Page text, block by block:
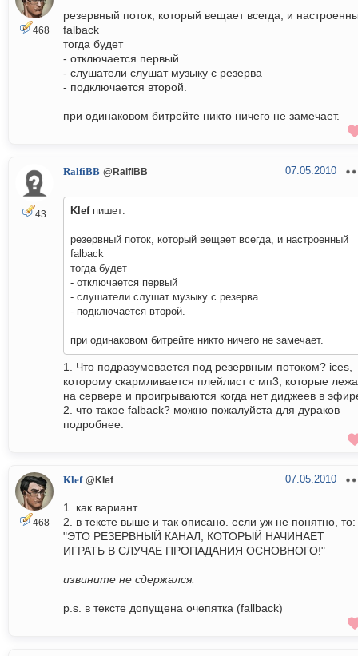
468
резервный поток, который вещает всегда, и
falback
тогда будет
- отключается первый
- слушатели слушат музыку с резерва
- подключается второй.
при одинаковом битрейте никто ничего не замечает.
43
RalfiBB @RalfiBB 07.05.2010
Klefпишет:
резервный поток, который вещает всегда, и настроенный
falback
тогда будет
- отключается первый
- слушатели слушат музыку с резерва
- подключается второй.
при одинаковом битрейте никто ничего не замечает.
1. Что подразумевается под резервным потоком? ices,
которому скармливается плейлист с мп3, которые
на сервере и проигрываются когда нет диджеев в
2. что такое falback? можно пожалуйста для дураков
подробнее.
468
Klef @Klef 07.05.2010
1. как вариант
2. в тексте выше и так описано. если уж не понятно, то:
"ЭТО РЕЗЕРВНЫЙ КАНАЛ, КОТОРЫЙ НАЧИНАЕТ
ИГРАТЬ В СЛУЧАЕ ПРОПАДАНИЯ ОСНОВНОГО!"
извините не сдержался.
p.s. в тексте допущена очепятка (fallback)